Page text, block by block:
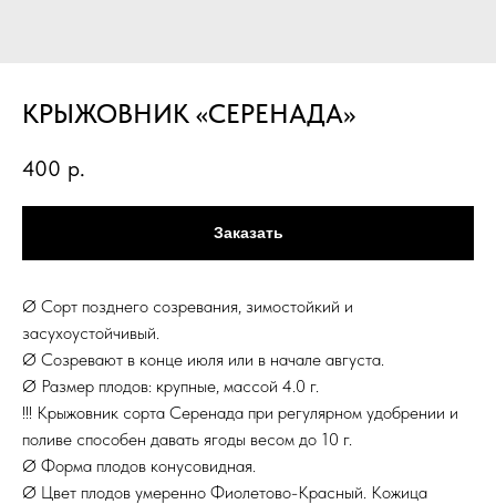
КРЫЖОВНИК «СЕРЕНАДА»
400 р.
Заказать
Ø Сорт позднего созревания, зимостойкий и
засухоустойчивый.
Ø Созревают в конце июля или в начале августа.
Ø Размер плодов: крупные, массой 4.0 г.
!!! Крыжовник сорта Серенада при регулярном удобрении и
поливе способен давать ягоды весом до 10 г.
Ø Форма плодов конусовидная.
Ø Цвет плодов умеренно Фиолетово-Красный. Кожица